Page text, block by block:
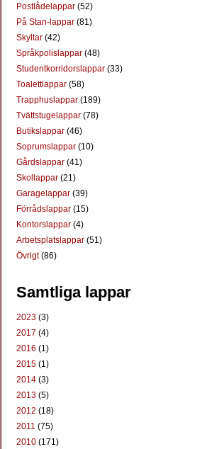
Postlådelappar (52)
På Stan-lappar (81)
Skyltar (42)
Språkpolislappar (48)
Studentkorridorslappar (33)
Toalettlappar (58)
Trapphuslappar (189)
Tvättstugelappar (78)
Butikslappar (46)
Soprumslappar (10)
Gårdslappar (41)
Skollappar (21)
Garagelappar (39)
Förrådslappar (15)
Kontorslappar (4)
Arbetsplatslappar (51)
Övrigt(86)
Samtliga lappar
2023 (3)
2017 (4)
2016 (1)
2015 (1)
2014 (3)
2013 (5)
2012 (18)
2011 (75)
2010 (171)